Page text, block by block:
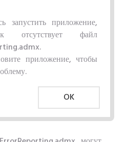
запустить приложение,
отсутствует файл
приложение, чтобы
OK